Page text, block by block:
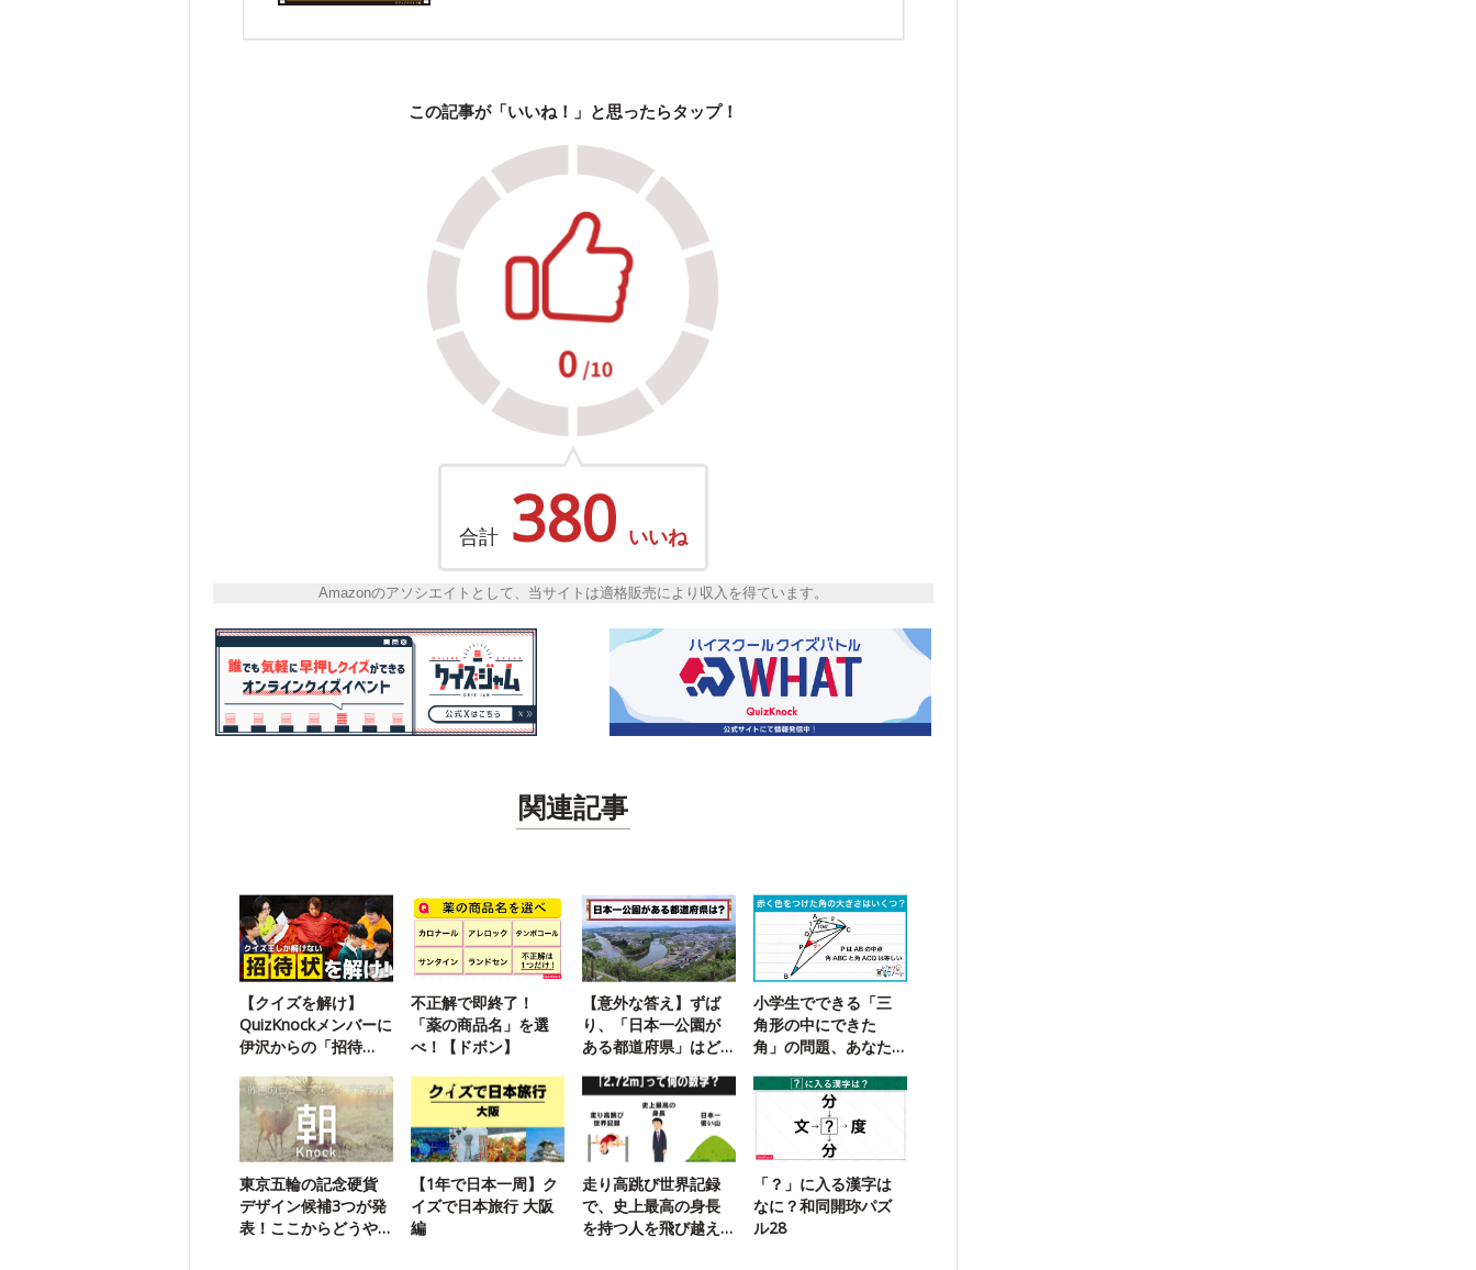
この記事が「いいね！」と思ったらタップ！
合計 380 いいね
Amazonのアソシエイトとして、当サイトは適格販売により収入を得ています。
関連記事
【クイズを解け】
QuizKnockメンバーに
伊沢からの「招待
す
不正解で即終了！
「薬の商品名」を選
べ！【ドボン】
【意外な答え】ずば
り、「日本一公園が
ある都道府県」はど
小学生でできる「三
角形の中にできた
角」の問題、あなた
東京五輪の記念硬貨
デザイン候補3つが発
表！ここからどうや
【1年で日本一周】ク
イズで日本旅行 大阪
編
走り高跳び世界記録
で、史上最高の身長
を持つ人を飛び越え
「？」に入る漢字は
なに？和同開珎パズ
ル28